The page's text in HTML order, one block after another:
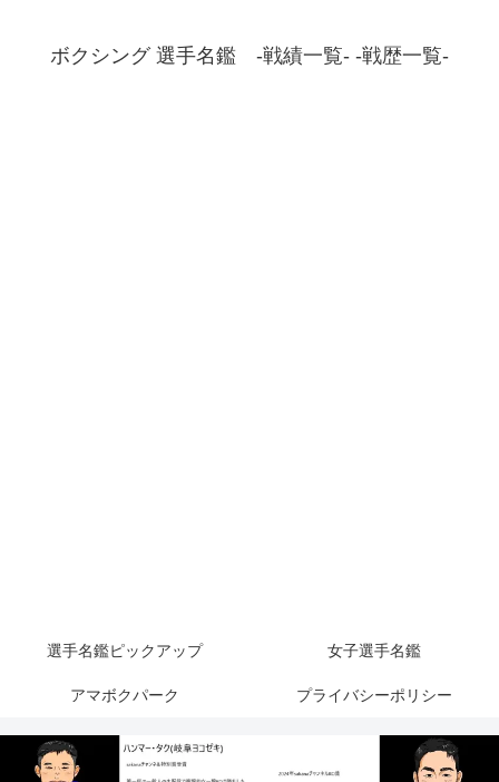
ボクシング 選手名鑑 -戦績一覧- -戦歴一覧-
選手名鑑ピックアップ 女子選手名鑑
アマボクパーク プライバシーポリシー